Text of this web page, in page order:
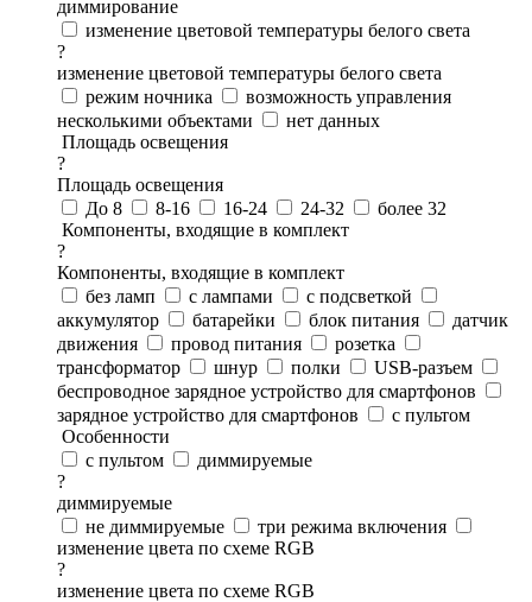
диммирование
изменение цветовой температуры белого света
?
изменение цветовой температуры белого света
режим ночника
возможность управления
несколькими объектами
нет данных
Площадь освещения
?
Площадь освещения
До 8
8-16 16-24 24-32
более 32
Компоненты, входящие в комплект
?
Компоненты, входящие в комплект
без ламп
с лампами
с подсветкой
аккумулятор
батарейки блок питания
датчик
движения
провод питания
розетка
трансформатор
шнур полки
USB-разъем
беспроводное зарядное устройство для смартфонов
зарядное устройство для смартфонов
с пультом
Особенности
с пультом
диммируемые
?
диммируемые
не диммируемые
три режима включения
изменение цвета по схеме RGB
?
изменение цвета по схеме RGB